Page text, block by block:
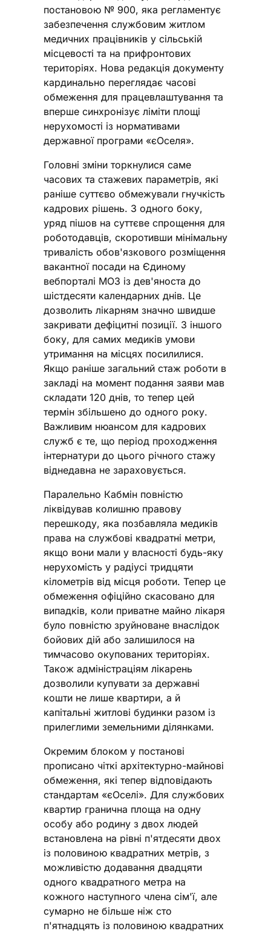
постановою № 900, яка регламентує
забезпечення службовим житлом
медичних працівників у сільській
місцевості та на прифронтових
територіях. Нова редакція документу
кардинально переглядає часові
обмеження для працевлаштування та
вперше синхронізує ліміти площі
нерухомості із нормативами
державної програми «єОселя».
Головні зміни торкнулися саме
часових та стажевих параметрів, які
раніше суттєво обмежували гнучкість
кадрових рішень. З одного боку,
уряд пішов на суттєве спрощення для
роботодавців, скоротивши мінімальну
тривалість обов'язкового розміщення
вакантної посади на Єдиному
вебпорталі МОЗ із дев'яноста до
шістдесяти календарних днів. Це
дозволить лікарням значно швидше
закривати дефіцитні позиції. З іншого
боку, для самих медиків умови
утримання на місцях посилилися.
Якщо раніше загальний стаж роботи в
закладі на момент подання заяви мав
складати 120 днів, то тепер цей
термін збільшено до одного року.
Важливим нюансом для кадрових
служб є те, що період проходження
інтернатури до цього річного стажу
віднедавна не зараховується.
Паралельно Кабмін повністю
ліквідував колишню правову
перешкоду, яка позбавляла медиків
права на службові квадратні метри,
якщо вони мали у власності будь-яку
нерухомість у радіусі тридцяти
кілометрів від місця роботи. Тепер це
обмеження офіційно скасовано для
випадків, коли приватне майно лікаря
було повністю зруйноване внаслідок
бойових дій або залишилося на
тимчасово окупованих територіях.
Також адміністраціям лікарень
дозволили купувати за державні
кошти не лише квартири, а й
капітальні житлові будинки разом із
прилеглими земельними ділянками.
Окремим блоком у постанові
прописано чіткі архітектурно-майнові
обмеження, які тепер відповідають
стандартам «єОселі». Для службових
квартир гранична площа на одну
особу або родину з двох людей
встановлена на рівні п'ятдесяти двох
із половиною квадратних метрів, з
можливістю додавання двадцяти
одного квадратного метра на
кожного наступного члена сім'ї, але
сумарно не більше ніж сто
п'ятнадцять із половиною квадратних